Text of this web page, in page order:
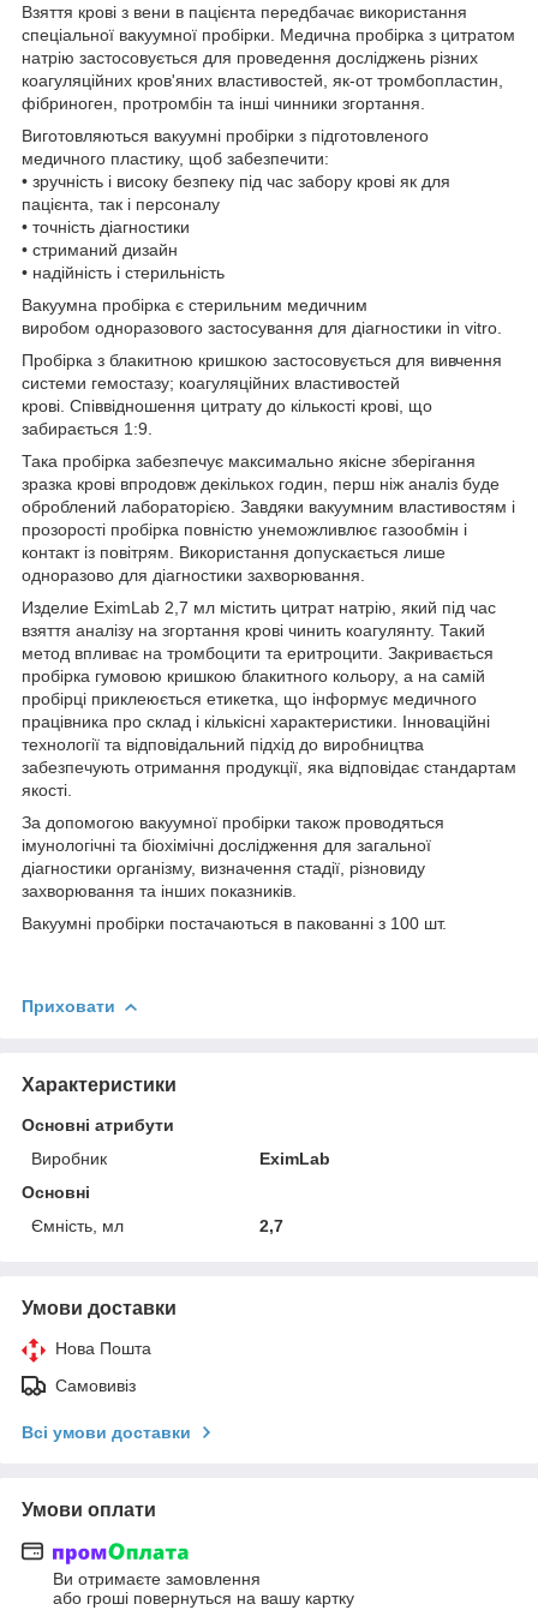
Взяття крові з вени в пацієнта передбачає використання
спеціальної вакуумної пробірки. Медична пробірка з цитратом
натрію застосовується для проведення досліджень різних
коагуляційних кров'яних властивостей, як-от тромбопластин,
фібриноген, протромбін та інші чинники згортання.
Виготовляються вакуумні пробірки з підготовленого
медичного пластику, щоб забезпечити:
• зручність і високу безпеку під час забору крові як для
пацієнта, так і персоналу
• точність діагностики
• стриманий дизайн
• надійність і стерильність
Вакуумна пробірка є стерильним медичним
виробом одноразового застосування для діагностики in vitro.
Пробірка з блакитною кришкою застосовується для вивчення
системи гемостазу; коагуляційних властивостей
крові. Співвідношення цитрату до кількості крові, що
забирається 1:9.
Така пробірка забезпечує максимально якісне зберігання
зразка крові впродовж декількох годин, перш ніж аналіз буде
оброблений лабораторією. Завдяки вакуумним властивостям і
прозорості пробірка повністю унеможливлює газообмін і
контакт із повітрям. Використання допускається лише
одноразово для діагностики захворювання.
Изделие EximLab 2,7 мл містить цитрат натрію, який під час
взяття аналізу на згортання крові чинить коагулянту. Такий
метод впливає на тромбоцити та еритроцити. Закривається
пробірка гумовою кришкою блакитного кольору, а на самій
пробірці приклеюється етикетка, що інформує медичного
працівника про склад і кількісні характеристики. Інноваційні
технології та відповідальний підхід до виробництва
забезпечують отримання продукції, яка відповідає стандартам
якості.
За допомогою вакуумної пробірки також проводяться
імунологічні та біохімічні дослідження для загальної
діагностики організму, визначення стадії, різновиду
захворювання та інших показників.
Вакуумні пробірки постачаються в пакованні з 100 шт.
Приховати
Характеристики
Основні атрибути
Виробник
EximLab
Основні
Ємність, мл
2,7
Умови доставки
Нова Пошта
Самовивіз
Всі умови доставки
Умови оплати
Ви отримаєте замовлення
або гроші повернуться на вашу картку